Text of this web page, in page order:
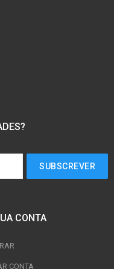
CONTA
CONTA